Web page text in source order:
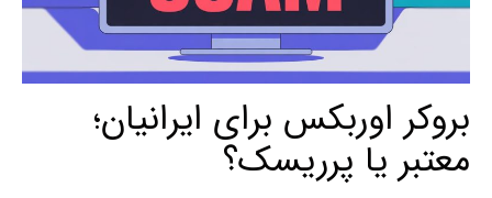
بروکر اوربکس برای ایرانیان؛
معتبر یا پرریسک؟